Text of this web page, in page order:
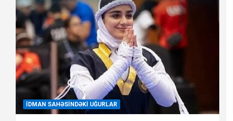
İDMAN SAHƏSINDƏKI UĞURLAR